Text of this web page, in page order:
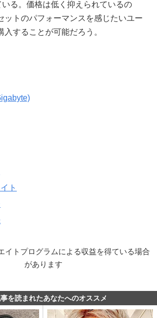
る。価格は低く抑えられているの
ットのパフォーマンスを感じたいユー
入することが可能だろう。
ト
イトプログラムによる収益を得ている場合
があります
を読まれたあなたへのオススメ